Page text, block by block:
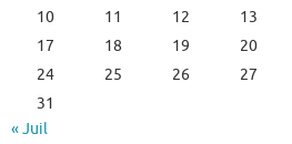
10
11 12 13
17
18 19 20
24
25 26 27
31
« Juil